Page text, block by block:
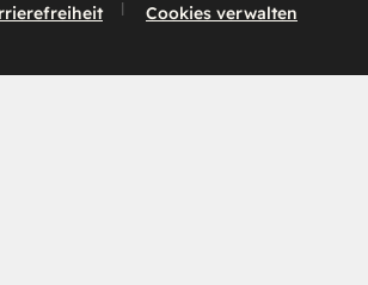
Cookies verwalten